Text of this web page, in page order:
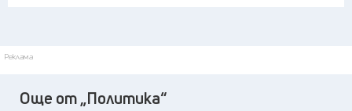
Реклама
Още от „Политика“